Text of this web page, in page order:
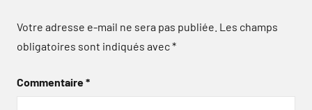
Votre adresse e-mail ne sera pas publiée. Les champs
obligatoires sont indiqués avec*
Commentaire*